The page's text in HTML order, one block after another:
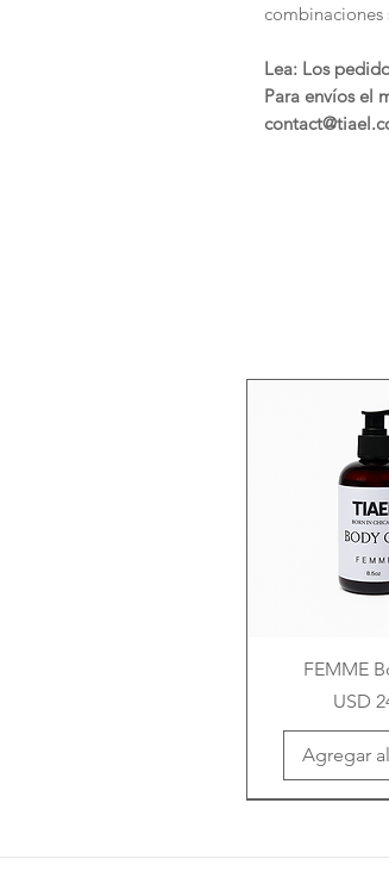
combinaciones
Lea: Los
Para envíos el
FEMME
Precio
USD
Agregar